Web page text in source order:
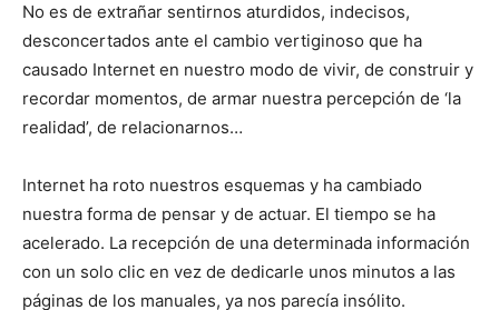
No es de extrañar sentirnos aturdidos, indecisos,
desconcertados ante el cambio vertiginoso que ha
causado Internet en nuestro modo de vivir, de construir y
recordar momentos, de armar nuestra percepción de ‘la
realidad’, de relacionarnos…
Internet ha roto nuestros esquemas y ha cambiado
nuestra forma de pensar y de actuar. El tiempo se ha
acelerado. La recepción de una determinada información
con un solo clic en vez de dedicarle unos minutos a las
páginas de los manuales, ya nos parecía insólito.